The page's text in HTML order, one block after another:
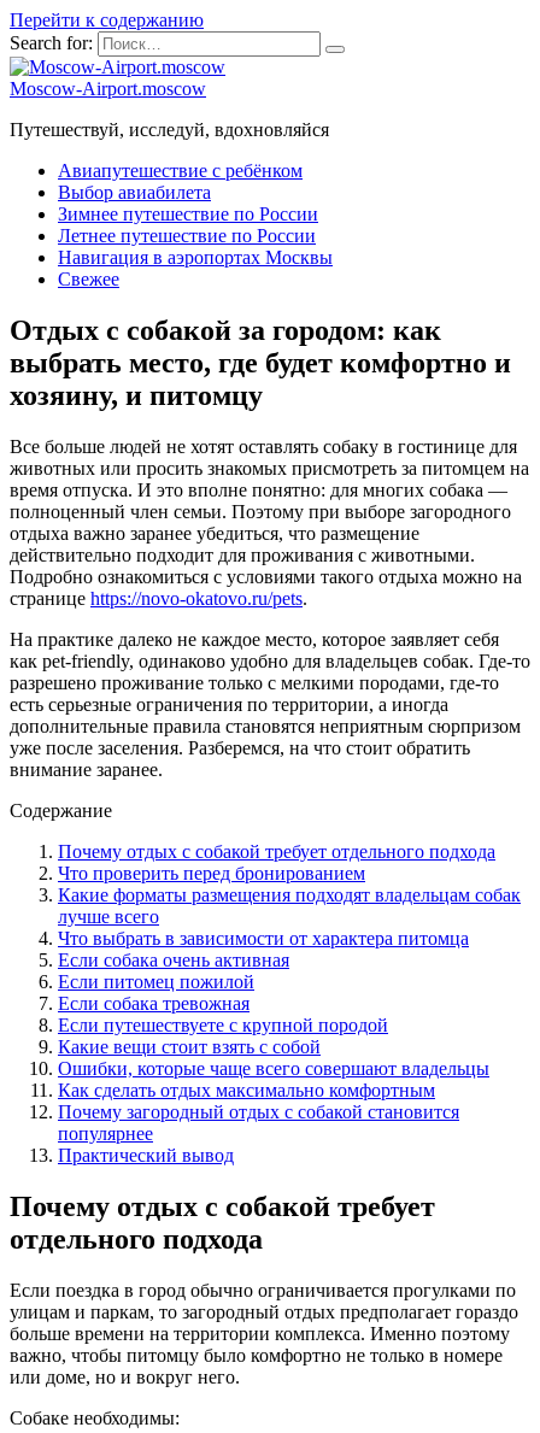
Перейти к содержанию
Search for:
Moscow-Airport.moscow
Путешествуй, исследуй, вдохновляйся
Авиапутешествие с ребёнком
Выбор авиабилета
Зимнее путешествие по России
Летнее путешествие по России
Навигация в аэропортах Москвы
Свежее
Отдых с собакой за городом: как
выбрать место, где будет комфортно и
хозяину, и питомцу
Все больше людей не хотят оставлять собаку в гостинице для
животных или просить знакомых присмотреть за питомцем на
время отпуска. И это вполне понятно: для многих собака —
полноценный член семьи. Поэтому при выборе загородного
отдыха важно заранее убедиться, что размещение
действительно подходит для проживания с животными.
Подробно ознакомиться с условиями такого отдыха можно на
странице https://novo-okatovo.ru/pets.
На практике далеко не каждое место, которое заявляет себя
как pet-friendly, одинаково удобно для владельцев собак. Где-то
разрешено проживание только с мелкими породами, где-то
есть серьезные ограничения по территории, а иногда
дополнительные правила становятся неприятным сюрпризом
уже после заселения. Разберемся, на что стоит обратить
внимание заранее.
Содержание
Почему отдых с собакой требует отдельного подхода
Что проверить перед бронированием
Какие форматы размещения подходят владельцам собак
лучше всего
Что выбрать в зависимости от характера питомца
Если собака очень активная
Если питомец пожилой
Если собака тревожная
Если путешествуете с крупной породой
Какие вещи стоит взять с собой
Ошибки, которые чаще всего совершают владельцы
Как сделать отдых максимально комфортным
Почему загородный отдых с собакой становится
популярнее
Практический вывод
Почему отдых с собакой требует
отдельного подхода
Если поездка в город обычно ограничивается прогулками по
улицам и паркам, то загородный отдых предполагает гораздо
больше времени на территории комплекса. Именно поэтому
важно, чтобы питомцу было комфортно не только в номере
или доме, но и вокруг него.
Собаке необходимы: